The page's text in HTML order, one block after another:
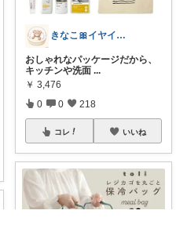
きなこ🎀イヤイヤ期育児中
おしゃれなパッケージだから、
キッチンや洗面 ...
￥ 3,476
0 0 218
コレ いいね